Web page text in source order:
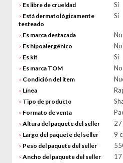
> Es libre de crueldad Sí
> Está dermatológicamente
testeado
Sí
> Es marca destacada No
> Es hipoalergénico No
> Es kit Sí
> Es marca TOM No
> Condición del ítem
> Línea
> Tipo de producto
> Formato de venta
> Altura del paquete del seller 27
> Largo del paquete del seller 9
> Peso del paquete del seller
> Ancho del paquete del seller 17